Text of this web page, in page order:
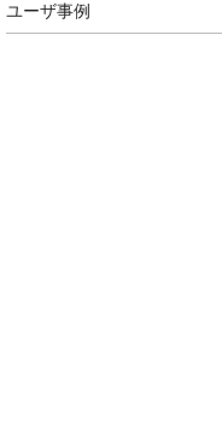
ユーザ事例